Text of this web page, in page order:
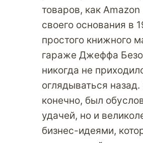
товаров, как
своего основания в
простого книжного
гараже Джеффа
никогда не
оглядываться назад.
конечно, был
удачей, но и
бизнес-идеями,